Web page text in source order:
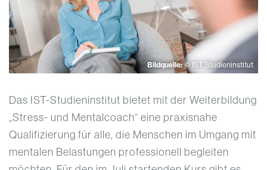
Bildquelle:© IST Studieninstitut
Das IST-Studieninstitut bietet mit der Weiterbildung
„Stress- und Mentalcoach“ eine praxisnahe
Qualifizierung für alle, die Menschen im Umgang mit
mentalen Belastungen professionell begleiten